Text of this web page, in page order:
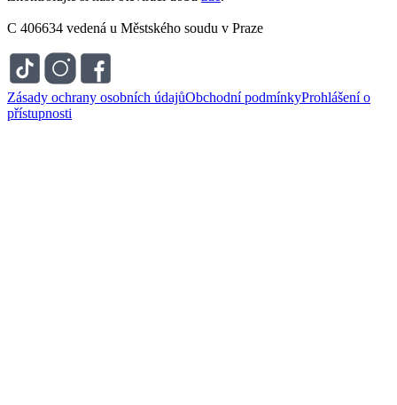
C 406634 vedená u Městského soudu v Praze
Zásady ochrany osobních údajůObchodní podmínkyProhlášení o
přístupnosti